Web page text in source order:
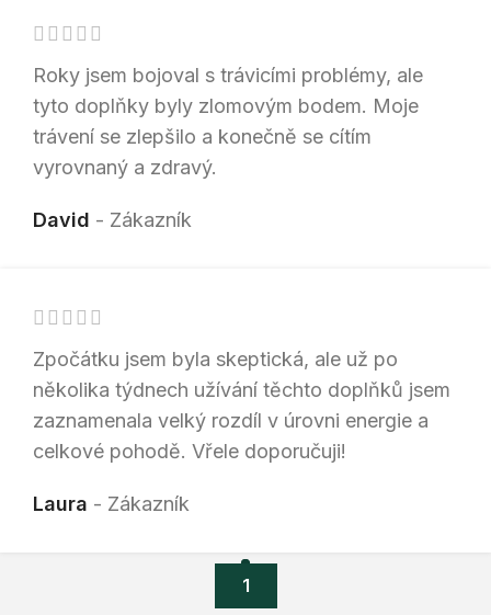
Roky jsem bojoval s trávicími problémy, ale
tyto doplňky byly zlomovým bodem. Moje
trávení se zlepšilo a konečně se cítím
vyrovnaný a zdravý.
David Zákazník
Zpočátku jsem byla skeptická, ale už po
několika týdnech užívání těchto doplňků jsem
zaznamenala velký rozdíl v úrovni energie a
celkové pohodě. Vřele doporučuji!
Laura Zákazník
1